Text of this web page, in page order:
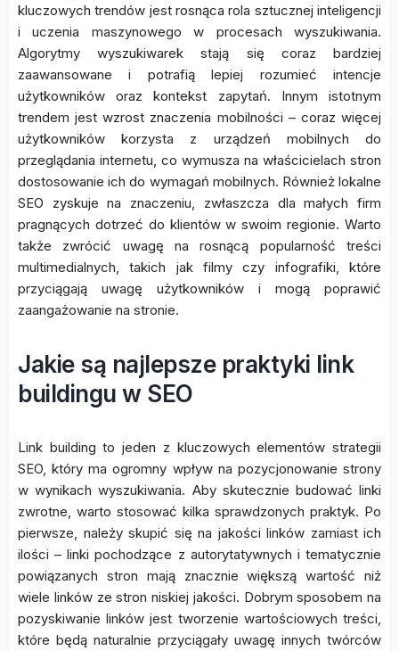
kluczowych trendów jest rosnąca rola sztucznej inteligencji
i uczenia maszynowego w procesach wyszukiwania.
Algorytmy wyszukiwarek stają się coraz bardziej
zaawansowane i potrafią lepiej rozumieć intencje
użytkowników oraz kontekst zapytań. Innym istotnym
trendem jest wzrost znaczenia mobilności – coraz więcej
użytkowników korzysta z urządzeń mobilnych do
przeglądania internetu, co wymusza na właścicielach stron
dostosowanie ich do wymagań mobilnych. Również lokalne
SEO zyskuje na znaczeniu, zwłaszcza dla małych firm
pragnących dotrzeć do klientów w swoim regionie. Warto
także zwrócić uwagę na rosnącą popularność treści
multimedialnych, takich jak filmy czy infografiki, które
przyciągają uwagę użytkowników i mogą poprawić
zaangażowanie na stronie.
Jakie są najlepsze praktyki link
buildingu w SEO
Link building to jeden z kluczowych elementów strategii
SEO, który ma ogromny wpływ na pozycjonowanie strony
w wynikach wyszukiwania. Aby skutecznie budować linki
zwrotne, warto stosować kilka sprawdzonych praktyk. Po
pierwsze, należy skupić się na jakości linków zamiast ich
ilości – linki pochodzące z autorytatywnych i tematycznie
powiązanych stron mają znacznie większą wartość niż
wiele linków ze stron niskiej jakości. Dobrym sposobem na
pozyskiwanie linków jest tworzenie wartościowych treści,
które będą naturalnie przyciągały uwagę innych twórców